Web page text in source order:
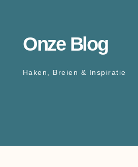
Onze Blog
Haken, Breien & Inspiratie